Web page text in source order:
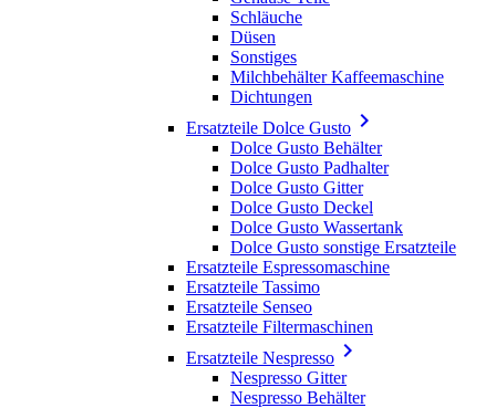
Schläuche
Düsen
Sonstiges
Milchbehälter Kaffeemaschine
Dichtungen
Ersatzteile Dolce Gusto 
Dolce Gusto Behälter
Dolce Gusto Padhalter
Dolce Gusto Gitter
Dolce Gusto Deckel
Dolce Gusto Wassertank
Dolce Gusto sonstige Ersatzteile
Ersatzteile Espressomaschine
Ersatzteile Tassimo
Ersatzteile Senseo
Ersatzteile Filtermaschinen
Ersatzteile Nespresso 
Nespresso Gitter
Nespresso Behälter